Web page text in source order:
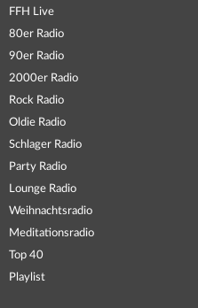
FFH Live
80er Radio
90er Radio
2000er Radio
Rock Radio
Oldie Radio
Schlager Radio
Party Radio
Lounge Radio
Weihnachtsradio
Meditationsradio
Top 40
Playlist